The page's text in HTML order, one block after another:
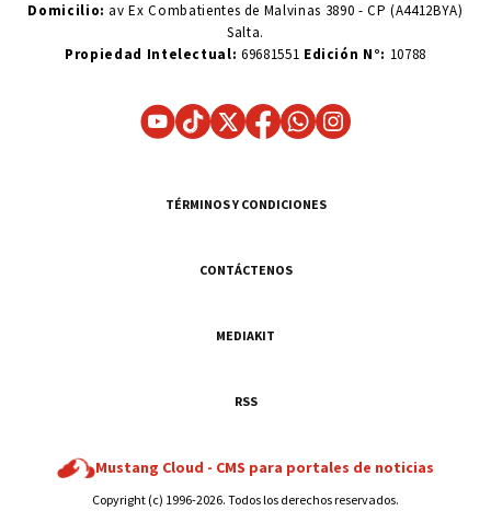
Domicilio: av Ex Combatientes de Malvinas 3890 - CP (A4412BYA)
Salta.
Propiedad Intelectual: 69681551 Edición N°: 10788
TÉRMINOS Y CONDICIONES
CONTÁCTENOS
MEDIAKIT
RSS
Mustang Cloud - CMS para portales de noticias
Copyright (c) 1996-2026. Todos los derechos reservados.